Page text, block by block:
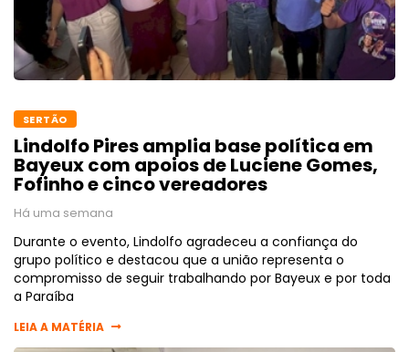
SERTÃO
Lindolfo Pires amplia base política em
Bayeux com apoios de Luciene Gomes,
Fofinho e cinco vereadores
Há uma semana
Durante o evento, Lindolfo agradeceu a confiança do
grupo político e destacou que a união representa o
compromisso de seguir trabalhando por Bayeux e por toda
a Paraíba
LEIA A MATÉRIA